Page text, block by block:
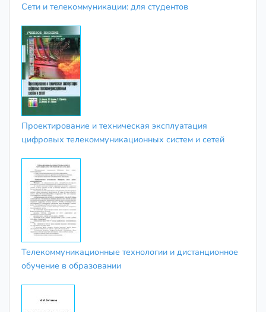
Сети и телекоммуникации: для студентов
Проектирование и техническая эксплуатация
цифровых телекоммуникационных систем и сетей
Телекоммуникационные технологии и дистанционное
обучение в образовании